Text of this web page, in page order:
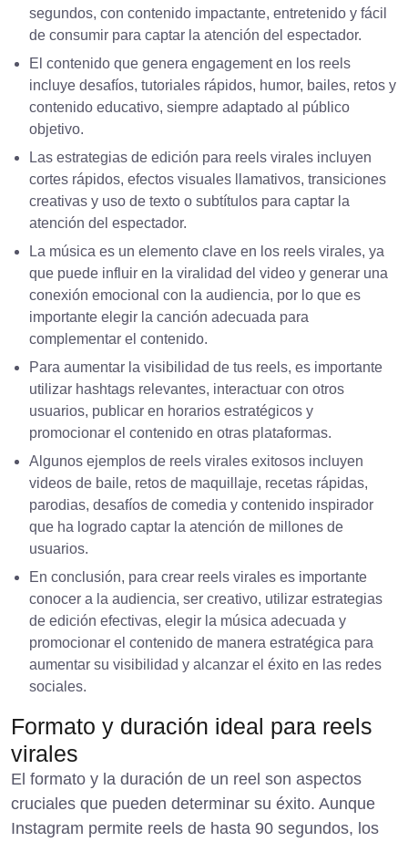
segundos, con contenido impactante, entretenido y fácil
de consumir para captar la atención del espectador.
El contenido que genera engagement en los reels
incluye desafíos, tutoriales rápidos, humor, bailes, retos y
contenido educativo, siempre adaptado al público
objetivo.
Las estrategias de edición para reels virales incluyen
cortes rápidos, efectos visuales llamativos, transiciones
creativas y uso de texto o subtítulos para captar la
atención del espectador.
La música es un elemento clave en los reels virales, ya
que puede influir en la viralidad del video y generar una
conexión emocional con la audiencia, por lo que es
importante elegir la canción adecuada para
complementar el contenido.
Para aumentar la visibilidad de tus reels, es importante
utilizar hashtags relevantes, interactuar con otros
usuarios, publicar en horarios estratégicos y
promocionar el contenido en otras plataformas.
Algunos ejemplos de reels virales exitosos incluyen
videos de baile, retos de maquillaje, recetas rápidas,
parodias, desafíos de comedia y contenido inspirador
que ha logrado captar la atención de millones de
usuarios.
En conclusión, para crear reels virales es importante
conocer a la audiencia, ser creativo, utilizar estrategias
de edición efectivas, elegir la música adecuada y
promocionar el contenido de manera estratégica para
aumentar su visibilidad y alcanzar el éxito en las redes
sociales.
Formato y duración ideal para reels
virales
El formato y la duración de un reel son aspectos
cruciales que pueden determinar su éxito. Aunque
Instagram permite reels de hasta 90 segundos, los